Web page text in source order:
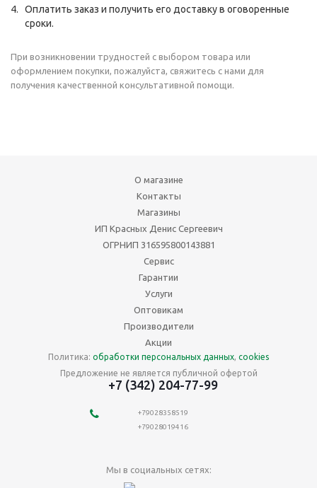
Оплатить заказ и получить его доставку в оговоренные
сроки.
При возникновении трудностей с выбором товара или
оформлением покупки, пожалуйста, свяжитесь с нами для
получения качественной консультативной помощи.
О магазине
Контакты
Магазины
ИП Красных Денис Сергеевич
ОГРНИП 316595800143881
Сервис
Гарантии
Услуги
Оптовикам
Производители
Акции
Политика: обработки персональных данных, cookies
Предложение не является публичной офертой
+7 (342) 204-77-99
+79028358519
+79028019416
Мы в социальных сетях: